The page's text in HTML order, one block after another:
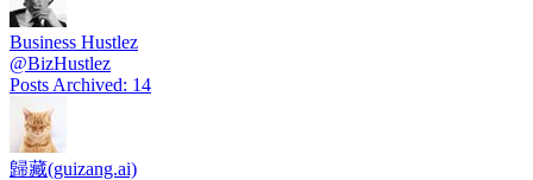
Business Hustlez
@BizHustlez
Posts Archived: 14
歸藏(guizang.ai)